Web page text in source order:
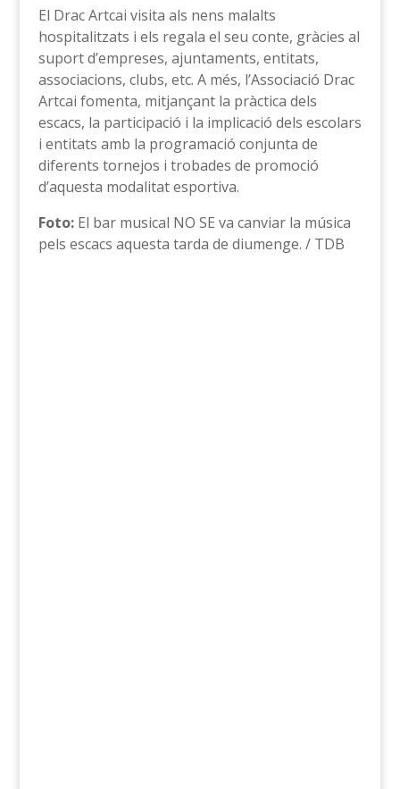
El Drac Artcai visita als nens malalts
hospitalitzats i els regala el seu conte, gràcies al
suport d’empreses, ajuntaments, entitats,
associacions, clubs, etc. A més, l’Associació Drac
Artcai fomenta, mitjançant la pràctica dels
escacs, la participació i la implicació dels escolars
i entitats amb la programació conjunta de
diferents tornejos i trobades de promoció
d’aquesta modalitat esportiva.
Foto:El bar musical NO SE va canviar la música
pels escacs aquesta tarda de diumenge. / TDB